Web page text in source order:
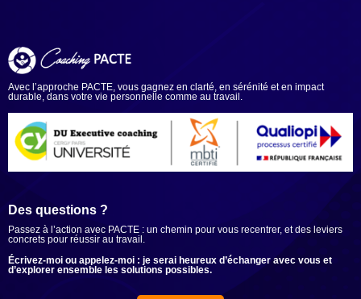
Avec l’approche PACTE, vous gagnez en clarté, en sérénité et en impact
durable, dans votre vie personnelle comme au travail.
Des questions ?
Passez à l’action avec PACTE : un chemin pour vous recentrer, et des leviers
concrets pour réussir au travail.
Écrivez-moi ou appelez-moi : je serai heureux d’échanger avec vous et
d’explorer ensemble les solutions possibles.